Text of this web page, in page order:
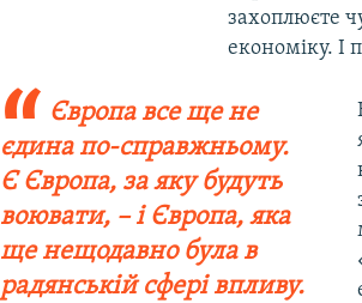
захоплюєте
економіку. І
Європа все ще не
єдина по-справжньому.
Є Європа, за яку будуть
воювати, – і Європа, яка
ще нещодавно була в
радянській сфері впливу.